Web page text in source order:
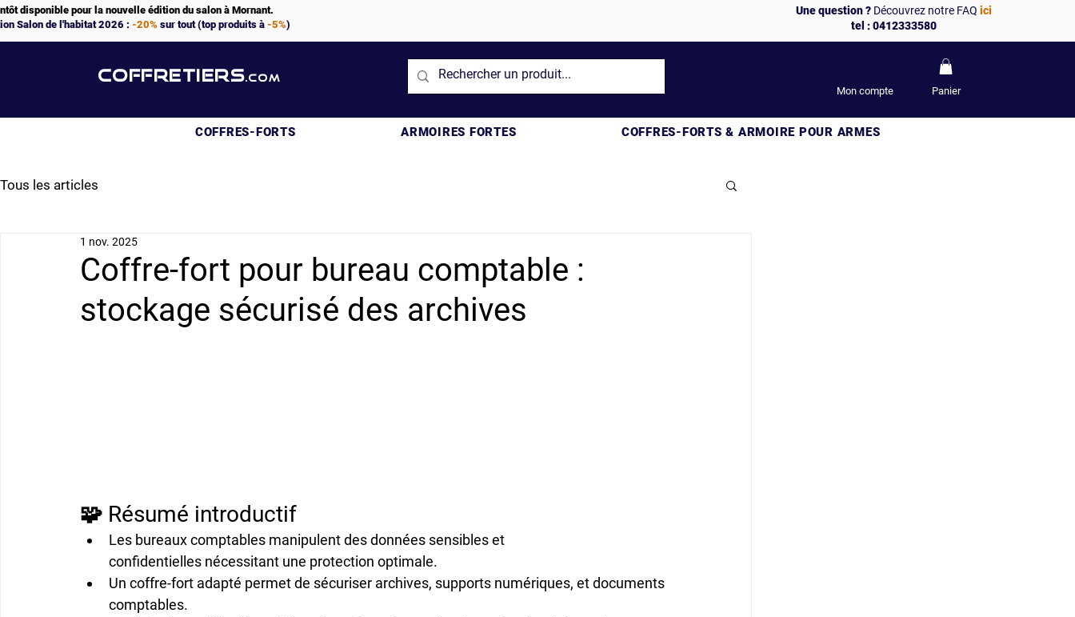
disponible pour la nouvelle édition du salon à Mornant.
Salon de l'habitat 2026 : -20% sur tout (top produits à -5%)
Une question ? Découvrez notre FAQici
tel : 0412333580
COFFRETIERS.COM
Mon compte Panier
COFFRES-FORTS ARMOIRES FORTES COFFRES-FORTS & ARMOIRE POUR ARMES
Tous les articles
Coffre-fort pour bureau comptable :
stockage sécurisé des archives
1 nov. 2025
🧩 Résumé introductif
Les bureaux comptables manipulent des données sensibles et
confidentielles nécessitant une protection optimale.
Un coffre-fort adapté permet de sécuriser archives, supports numériques, et documents
comptables.